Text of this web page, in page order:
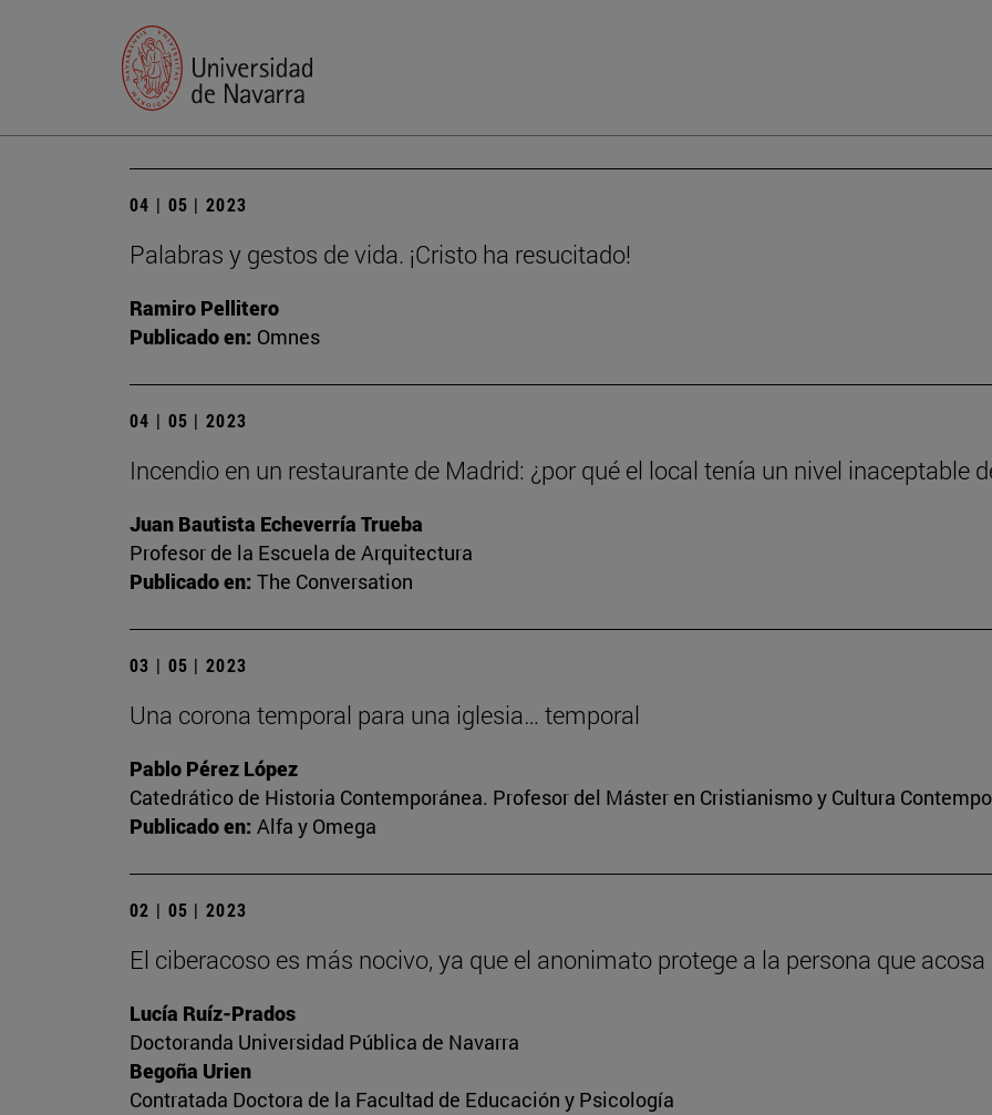
04 | 05 | 2023
Palabras y gestos de vida. ¡Cristo ha resucitado!
Ramiro Pellitero
Publicado en: Omnes
04 | 05 | 2023
Incendio en un restaurante de Madrid: ¿por qué el local tenía un nivel inaceptable
Juan Bautista Echeverría Trueba
Profesor de la Escuela de Arquitectura
Publicado en: The Conversation
03 | 05 | 2023
Una corona temporal para una iglesia… temporal
Pablo Pérez López
Catedrático de Historia Contemporánea. Profesor del Máster en Cristianismo y Cultura
Publicado en: Alfa y Omega
02 | 05 | 2023
El ciberacoso es más nocivo, ya que el anonimato protege a la persona que acosa
Lucía Ruíz-Prados
Doctoranda Universidad Pública de Navarra
Begoña Urien
Contratada Doctora de la Facultad de Educación y Psicología